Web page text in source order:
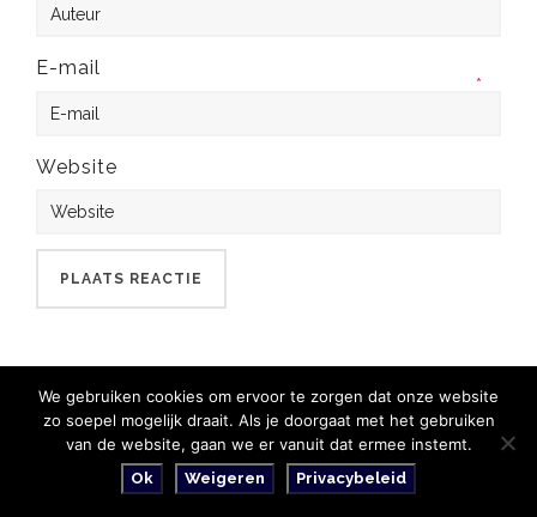
E-mail
*
Website
Privacybeleid en Algemene voorwaarden
We gebruiken cookies om ervoor te zorgen dat onze website
zo soepel mogelijk draait. Als je doorgaat met het gebruiken
van de website, gaan we er vanuit dat ermee instemt.
Ok Weigeren Privacybeleid